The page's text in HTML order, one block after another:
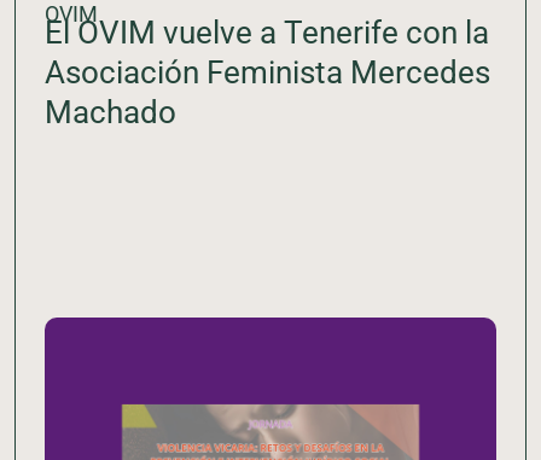
OVIM
El OVIM vuelve a Tenerife con la
Asociación Feminista Mercedes
Machado